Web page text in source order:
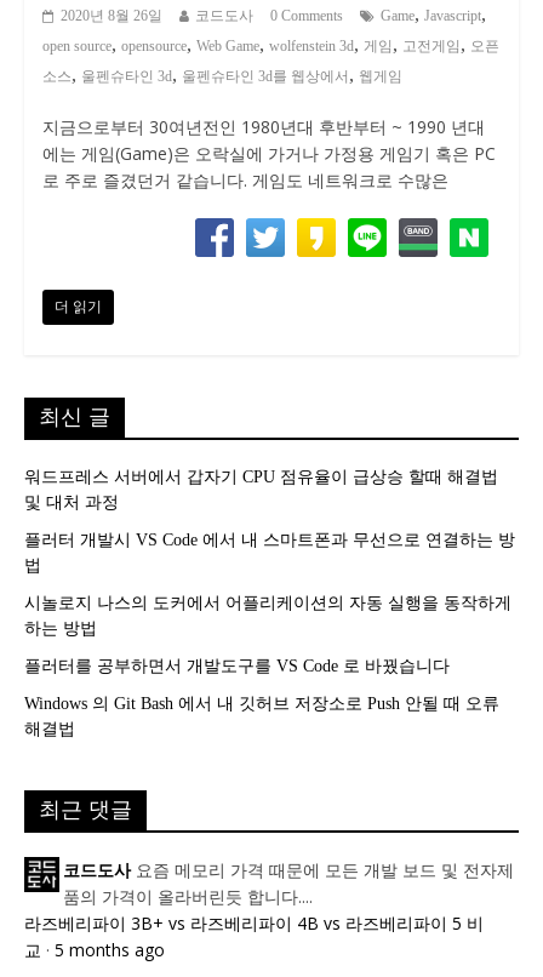
2020년 8월 26일 코드도사 0 Comments Game, Javascript,
open source, opensource, Web Game, wolfenstein 3d, 게임 , 고전게임 , 오픈
소스, 울펜슈타인 3d, 울펜슈타인 3d를 웹상에서 , 웹게임
지금으로부터 30여년전인 1980년대 후반부터 ~ 1990 년대
에는 게임(Game)은 오락실에 가거나 가정용 게임기 혹은 PC
로 주로 즐겼던거 같습니다. 게임도 네트워크로 수많은
더 읽기
최신 글
워드프레스 서버에서 갑자기 CPU 점유율이 급상승 할때 해결법
및 대처 과정
플러터 개발시 VS Code 에서 내 스마트폰과 무선으로 연결하는 방
법
시놀로지 나스의 도커에서 어플리케이션의 자동 실행을 동작하게
하는 방법
플러터를 공부하면서 개발도구를 VS Code 로 바꿨습니다
Windows 의 Git Bash 에서 내 깃허브 저장소로 Push 안될 때 오류
해결법
최근 댓글
코드도사 요즘 메모리 가격 때문에 모든 개발 보드 및 전자제
품의 가격이 올라버린듯 합니다....
라즈베리파이 3B+ vs 라즈베리파이 4B vs 라즈베리파이 5 비
교 · 5 months ago